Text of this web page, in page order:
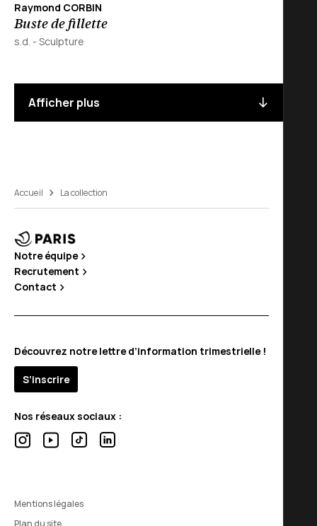
Raymond CORBIN
Buste de fillette
s.d. - Sculpture
Afficher plus
Accueil La collection
Notre équipe
Recrutement
Contact
Découvrez notre lettre d’information trimestrielle !
S’inscrire
Nos réseaux sociaux :
Mentions légales
Plan du site